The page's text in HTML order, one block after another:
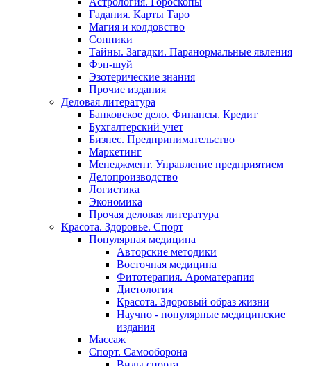
Гадания. Карты Таро
Магия и колдовство
Сонники
Тайны. Загадки. Паранормальные явления
Фэн-шуй
Эзотерические знания
Прочие издания
Деловая литература
Банковское дело. Финансы. Кредит
Бухгалтерский учет
Бизнес. Предпринимательство
Маркетинг
Менеджмент. Управление предприятием
Делопроизводство
Логистика
Экономика
Прочая деловая литература
Красота. Здоровье. Спорт
Популярная медицина
Авторские методики
Восточная медицина
Фитотерапия. Ароматерапия
Диетология
Красота. Здоровый образ жизни
Научно - популярные медицинские
издания
Массаж
Спорт. Самооборона